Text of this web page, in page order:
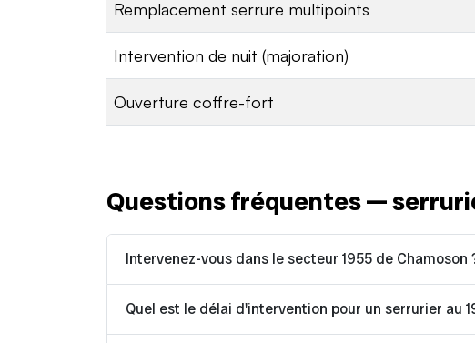
Remplacement serrure multipoints
Intervention de nuit (majoration)
Ouverture coffre-fort
Questions fréquentes —
Intervenez-vous dans le secteur 1955 de Chamoson
Quel est le délai d'intervention pour un serrurier au